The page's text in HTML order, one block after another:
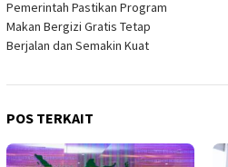
Pemerintah Pastikan Program
Makan Bergizi Gratis Tetap
Berjalan dan Semakin Kuat
POS TERKAIT